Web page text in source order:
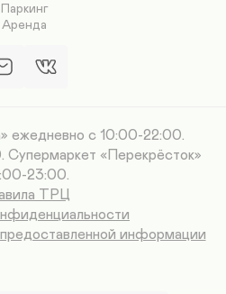
Паркинг
Аренда
ежедневно с 10:00-22:00.
«Перекрёсток»
23:00.
ТРЦ
информации